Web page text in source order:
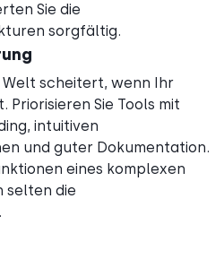
Sie die
sorgfältig.
Welt scheitert, wenn Ihr
Priorisieren Sie Tools mit
intuitiven
und guter Dokumentation.
eines komplexen
selten die